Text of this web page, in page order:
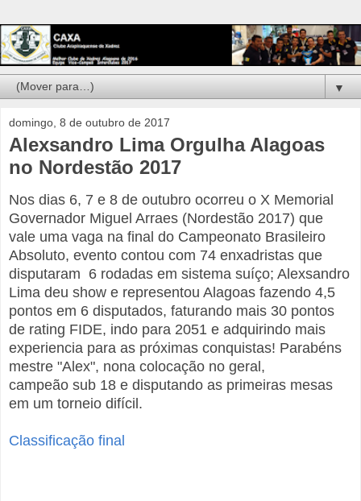
▼
domingo, 8 de outubro de 2017
Alexsandro Lima Orgulha Alagoas
no Nordestão 2017
Nos dias 6, 7 e 8 de outubro ocorreu o X Memorial
Governador Miguel Arraes (Nordestão 2017) que
vale uma vaga na final do Campeonato Brasileiro
Absoluto, evento contou com 74 enxadristas que
disputaram 6 rodadas em sistema suíço; Alexsandro
Lima deu show e representou Alagoas fazendo 4,5
pontos em 6 disputados, faturando mais 30 pontos
de rating FIDE, indo para 2051 e adquirindo mais
experiencia para as próximas conquistas! Parabéns
mestre "Alex", nona colocação no geral,
campeão sub 18 e disputando as primeiras mesas
em um torneio difícil.
Classificação final